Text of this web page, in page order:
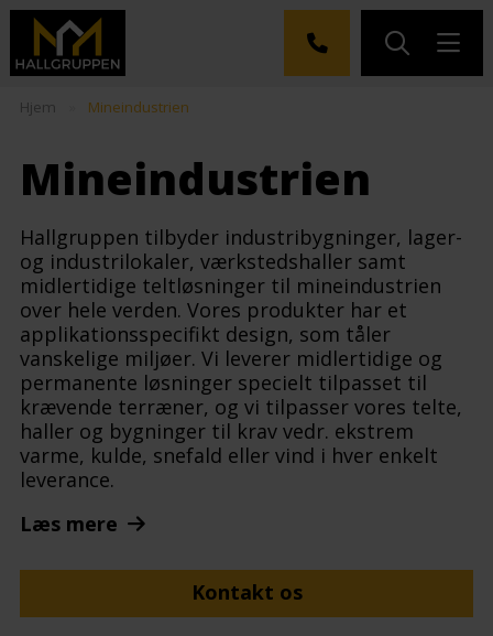
Hjem Mineindustrien
Kontakt os
Mineindustrien
Hallgruppen tilbyder industribygninger, lager-
og industrilokaler, værkstedshaller samt
midlertidige teltløsninger til mineindustrien
over hele verden. Vores produkter har et
applikationsspecifikt design, som tåler
vanskelige miljøer. Vi leverer midlertidige og
permanente løsninger specielt tilpasset til
krævende terræner, og vi tilpasser vores telte,
haller og bygninger til krav vedr. ekstrem
varme, kulde, snefald eller vind i hver enkelt
leverance.
Læs mere